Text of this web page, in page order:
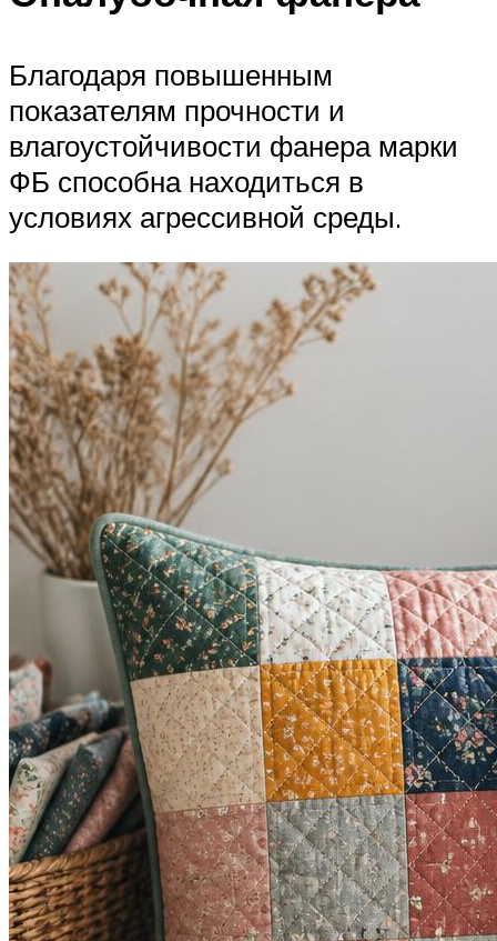
Благодаря повышенным
показателям прочности и
влагоустойчивости фанера марки
ФБ способна находиться в
условиях агрессивной среды.